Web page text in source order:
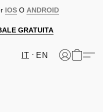
IOSO ANDROID
GRATUITA
IT EN